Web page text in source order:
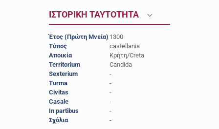
ΙΣΤΟΡΙΚΗ ΤΑΥΤΟΤΗΤΑ
Έτος (Πρώτη Μνεία) 1300
Τύπος
castellania
Αποικία
Κρήτη/Creta
Territorium
Candida
Sexterium
-
Turma
-
Civitas
-
Casale
-
In partibus
-
Σχόλια
-